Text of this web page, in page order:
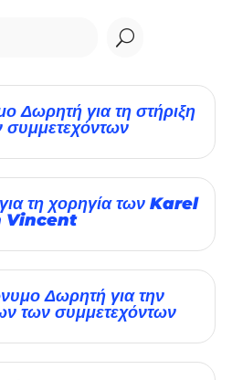
U
Δωρητή για τη στήριξη
τη χορηγία των Karel
Vincent
Δωρητή για την
των συμμετεχόντων